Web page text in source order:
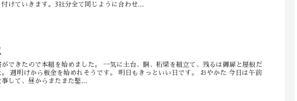
付けていきます。3社分全て同じように合わせ...
できたので本組を始めました。 一気に土台、胴、桁梁を組立て、残るは御扉と屋根だ
。 週明けから板金を始めれそうです。 明日もきっといい日です。 おやかた 今日は午前
して、昼からまたまた鑿...